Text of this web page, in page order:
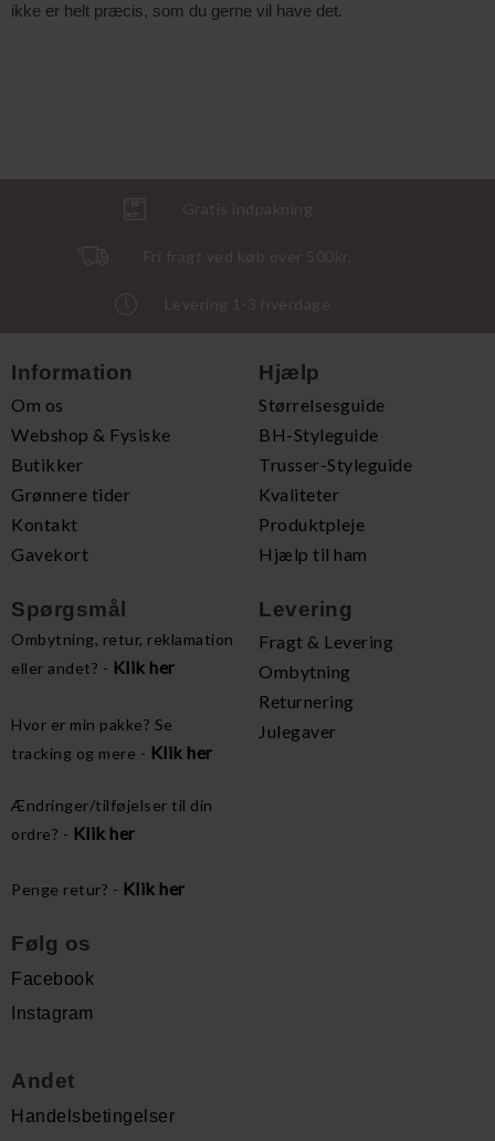
ikke er helt præcis, som du gerne vil have det.
Gratis indpakning
Fri fragt ved køb over 500kr.
Levering 1-3 hverdage
Information
Om os
Webshop & Fysiske
Butikker
Grønnere tider
Kontakt
Gavekort
Hjælp
Størrelsesguide
BH-Styleguide
Trusser-Styleguide
Kvaliteter
Produktpleje
Hjælp til ham
Spørgsmål
Ombytning, retur, reklamation
eller andet? - Klik her
Hvor er min pakke? Se
tracking og mere - Klik her
Ændringer/tilføjelser til din
ordre? - Klik her
Penge retur? - Klik her
Levering
Fragt & Levering
Ombytning
Returnering
Julegaver
Følg os
Facebook
Instagram
Andet
Handelsbetingelser